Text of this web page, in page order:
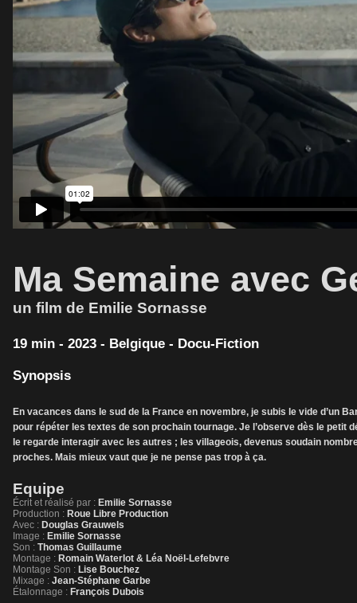
Ma Semaine avec
un film de Emilie Sornasse
19 min - 2023 - Belgique - Docu-Fiction
Synopsis
En vacances dans le sud de la France en novembre, je subis le vide d’un
pour répéter les textes de son prochain tournage. Je l’observe dès le petit
le regarde interagir avec les autres ; les villageois, devenus soudain
proches. Mais mieux vaut que je ne pense pas trop à ça.
Equipe
Écrit et réalisé par : Emilie Sornasse
Production : Roue Libre Production
Avec : Douglas Grauwels
Image : Emilie Sornasse
Son : Thomas Guillaume
Montage : Romain Waterlot & Léa Noël-Lefebvre
Montage Son : Lise Bouchez
Mixage : Jean-Stéphane Garbe
Étalonnage : François Dubois